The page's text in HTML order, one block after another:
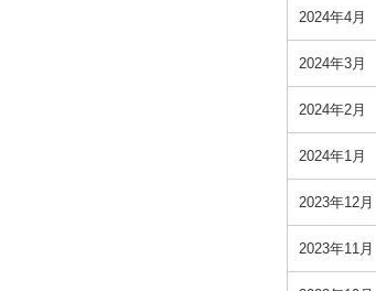
2024年4月
2024年3月
2024年2月
2024年1月
2023年12月
2023年11月